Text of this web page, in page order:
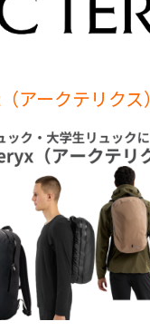
ークテリクス）